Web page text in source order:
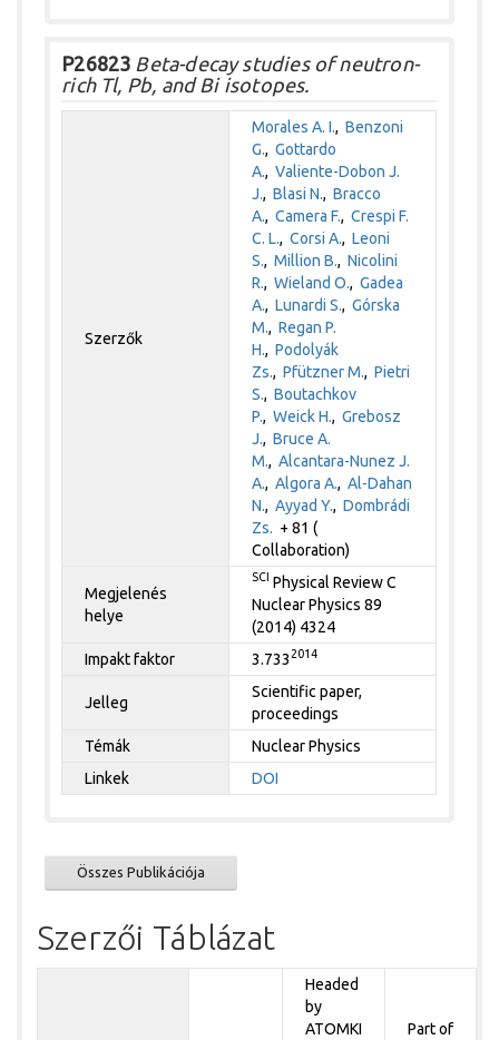
P26823 Beta-decay studies of neutron-
rich Tl, Pb, and Bi isotopes.
Szerzők
Morales A. I.,Benzoni
G.,Gottardo
A.,Valiente-Dobon J.
J.,Blasi N.,Bracco
A.,Camera F.,Crespi F.
C. L.,Corsi A.,Leoni
S.,Million B.,Nicolini
R.,Wieland O.,Gadea
A.,Lunardi S.,Górska
M.,Regan P.
H.,Podolyák
Zs.,Pfützner M.,Pietri
S.,Boutachkov
P.,Weick H.,Grebosz
J.,Bruce A.
M.,Alcantara-Nunez J.
A.,Algora A.,Al-Dahan
N.,Ayyad Y.,Dombrádi
Zs. + 81 (
Collaboration)
Megjelenés
helye
SCI Physical Review C
Nuclear Physics 89
(2014) 4324
Impakt faktor
3.733 2014
Jelleg
Scientific paper,
proceedings
Témák
Nuclear Physics
Linkek
DOI
Összes Publikációja
Szerzői Táblázat
Headed
by
ATOMKI
Part of